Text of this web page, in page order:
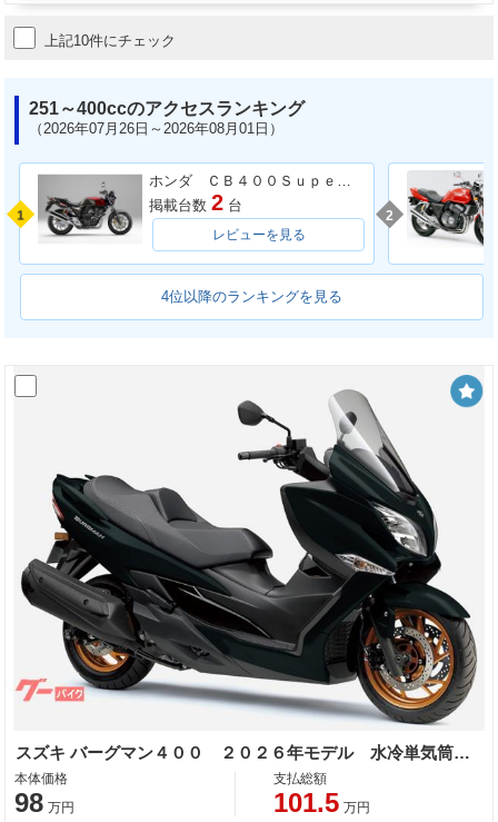
上記10件にチェック
251～400ccのアクセスランキング
（2026年07月26日～2026年08月01日）
1
掲載台数 2 台
レビューを見る
2
4位以降のランキングを見る
スズキ バーグマン４００ ２０２６年モデル 水冷単気筒エンジン トラクションコントロール標準装備
本体価格
98 万円
支払総額
101.5 万円